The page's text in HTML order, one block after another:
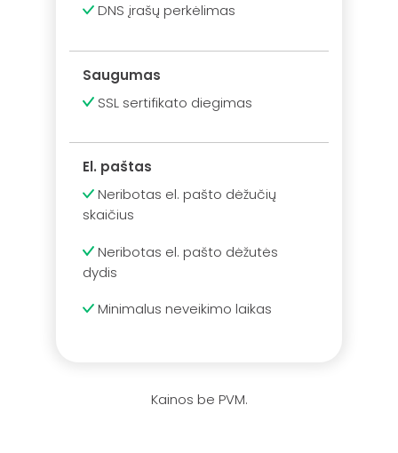
DNS įrašų perkėlimas
Saugumas
SSL sertifikato diegimas
El. paštas
Neribotas el. pašto dėžučių
skaičius
Neribotas el. pašto dėžutės
dydis
Minimalus neveikimo laikas
Kainos be PVM.